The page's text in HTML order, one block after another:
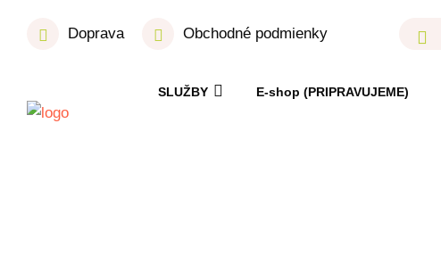
Doprava Obchodné podmienky
SLUŽBY E-shop (PRIPRAVUJEME)